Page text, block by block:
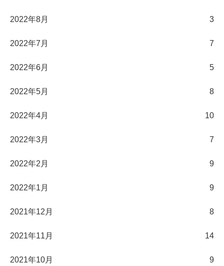
2022年8月 3
2022年7月 7
2022年6月 5
2022年5月 8
2022年4月 10
2022年3月 7
2022年2月 9
2022年1月 9
2021年12月 8
2021年11月 14
2021年10月 9